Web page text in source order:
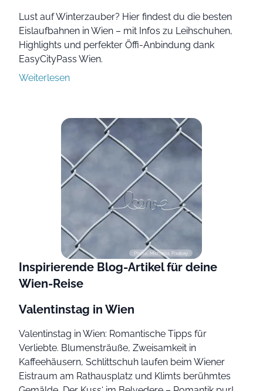
Lust auf Winterzauber? Hier findest du die besten
Eislaufbahnen in Wien – mit Infos zu Leihschuhen,
Highlights und perfekter Öffi-Anbindung dank
EasyCityPass Wien.
Weiterlesen
Photo: Michaela, Pixabay
Inspirierende Blog-Artikel für deine
Wien-Reise
Valentinstag in Wien
Valentinstag in Wien: Romantische Tipps für
Verliebte. Blumensträuße, Zweisamkeit in
Kaffeehäusern, Schlittschuh laufen beim Wiener
Eistraum am Rathausplatz und Klimts berühmtes